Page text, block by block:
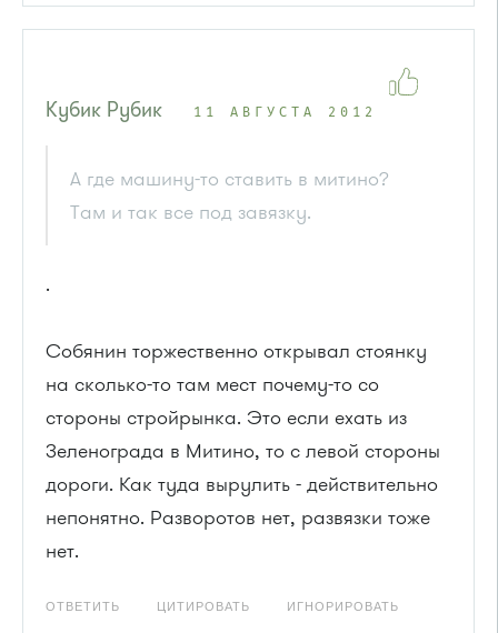
Кубик Рубик 11 АВГУСТА 2012
А где машину-то ставить в митино?
Там и так все под завязку.
.
Собянин торжественно открывал стоянку
на сколько-то там мест почему-то со
стороны стройрынка. Это если ехать из
Зеленограда в Митино, то с левой стороны
дороги. Как туда вырулить - действительно
непонятно. Разворотов нет, развязки тоже
нет.
ОТВЕТИТЬ ЦИТИРОВАТЬ ИГНОРИРОВАТЬ